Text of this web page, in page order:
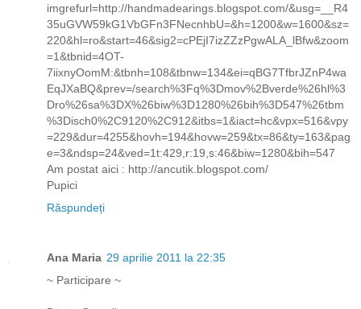
imgrefurl=http://handmadearings.blogspot.com/&usg=__R4
35uGVW59kG1VbGFn3FNecnhbU=&h=1200&w=1600&sz=
220&hl=ro&start=46&sig2=cPEjI7izZZzPgwALA_lBfw&zoom
=1&tbnid=4OT-
7iixnyOomM:&tbnh=108&tbnw=134&ei=qBG7TfbrJZnP4wa
EqJXaBQ&prev=/search%3Fq%3Dmov%2Bverde%26hl%3
Dro%26sa%3DX%26biw%3D1280%26bih%3D547%26tbm
%3Disch0%2C9120%2C912&itbs=1&iact=hc&vpx=516&vpy
=229&dur=4255&hovh=194&hovw=259&tx=86&ty=163&pag
e=3&ndsp=24&ved=1t:429,r:19,s:46&biw=1280&bih=547
Am postat aici : http://ancutik.blogspot.com/
Pupici
Răspundeți
Ana Maria 29 aprilie 2011 la 22:35
~ Participare ~